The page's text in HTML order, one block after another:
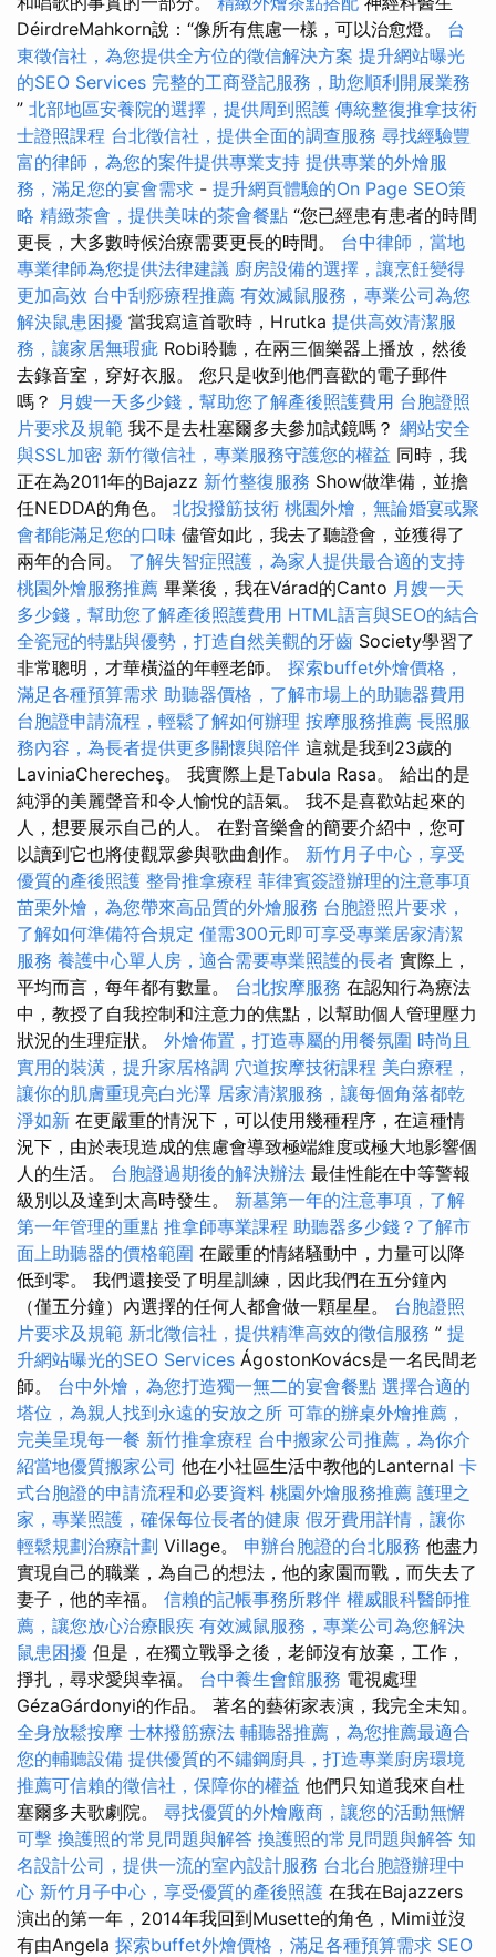
DéirdreMahkorn說：“像所有焦慮一樣，可以治愈燈。 台
東徵信社，為您提供全方位的徵信解決方案 提升網站曝光
的SEO Services 完整的工商登記服務，助您順利開展業務
” 北部地區安養院的選擇，提供周到照護 傳統整復推拿技術
士證照課程 台北徵信社，提供全面的調查服務 尋找經驗豐
富的律師，為您的案件提供專業支持 提供專業的外燴服
務，滿足您的宴會需求 - 提升網頁體驗的On Page SEO策
略 精緻茶會，提供美味的茶會餐點 “您已經患有患者的時間
更長，大多數時候治療需要更長的時間。 台中律師，當地
專業律師為您提供法律建議 廚房設備的選擇，讓烹飪變得
更加高效 台中刮痧療程推薦 有效滅鼠服務，專業公司為您
解決鼠患困擾 當我寫這首歌時，Hrutka 提供高效清潔服
務，讓家居無瑕疵 Robi聆聽，在兩三個樂器上播放，然後
去錄音室，穿好衣服。 您只是收到他們喜歡的電子郵件
嗎？ 月嫂一天多少錢，幫助您了解產後照護費用 台胞證照
片要求及規範 我不是去杜塞爾多夫參加試鏡嗎？ 網站安全
與SSL加密 新竹徵信社，專業服務守護您的權益 同時，我
正在為2011年的Bajazz 新竹整復服務 Show做準備，並擔
任NEDDA的角色。 北投撥筋技術 桃園外燴，無論婚宴或聚
會都能滿足您的口味 儘管如此，我去了聽證會，並獲得了
兩年的合同。 了解失智症照護，為家人提供最合適的支持
桃園外燴服務推薦 畢業後，我在Várad的Canto 月嫂一天
多少錢，幫助您了解產後照護費用 HTML語言與SEO的結合
全瓷冠的特點與優勢，打造自然美觀的牙齒 Society學習了
非常聰明，才華橫溢的年輕老師。 探索buffet外燴價格，
滿足各種預算需求 助聽器價格，了解市場上的助聽器費用
台胞證申請流程，輕鬆了解如何辦理 按摩服務推薦 長照服
務內容，為長者提供更多關懷與陪伴 這就是我到23歲的
LaviniaCherecheş。 我實際上是Tabula Rasa。 給出的是
純淨的美麗聲音和令人愉悅的語氣。 我不是喜歡站起來的
人，想要展示自己的人。 在對音樂會的簡要介紹中，您可
以讀到它也將使觀眾參與歌曲創作。 新竹月子中心，享受
優質的產後照護 整骨推拿療程 菲律賓簽證辦理的注意事項
苗栗外燴，為您帶來高品質的外燴服務 台胞證照片要求，
了解如何準備符合規定 僅需300元即可享受專業居家清潔
服務 養護中心單人房，適合需要專業照護的長者 實際上，
平均而言，每年都有數量。 台北按摩服務 在認知行為療法
中，教授了自我控制和注意力的焦點，以幫助個人管理壓力
狀況的生理症狀。 外燴佈置，打造專屬的用餐氛圍 時尚且
實用的裝潢，提升家居格調 穴道按摩技術課程 美白療程，
讓你的肌膚重現亮白光澤 居家清潔服務，讓每個角落都乾
淨如新 在更嚴重的情況下，可以使用幾種程序，在這種情
況下，由於表現造成的焦慮會導致極端維度或極大地影響個
人的生活。 台胞證過期後的解決辦法 最佳性能在中等警報
級別以及達到太高時發生。 新墓第一年的注意事項，了解
第一年管理的重點 推拿師專業課程 助聽器多少錢？了解市
面上助聽器的價格範圍 在嚴重的情緒騷動中，力量可以降
低到零。 我們還接受了明星訓練，因此我們在五分鐘內
（僅五分鐘）內選擇的任何人都會做一顆星星。 台胞證照
片要求及規範 新北徵信社，提供精準高效的徵信服務 ” 提
升網站曝光的SEO Services ÁgostonKovács是一名民間老
師。 台中外燴，為您打造獨一無二的宴會餐點 選擇合適的
塔位，為親人找到永遠的安放之所 可靠的辦桌外燴推薦，
完美呈現每一餐 新竹推拿療程 台中搬家公司推薦，為你介
紹當地優質搬家公司 他在小社區生活中教他的Lanternal 卡
式台胞證的申請流程和必要資料 桃園外燴服務推薦 護理之
家，專業照護，確保每位長者的健康 假牙費用詳情，讓你
輕鬆規劃治療計劃 Village。 申辦台胞證的台北服務 他盡力
實現自己的職業，為自己的想法，他的家園而戰，而失去了
妻子，他的幸福。 信賴的記帳事務所夥伴 權威眼科醫師推
薦，讓您放心治療眼疾 有效滅鼠服務，專業公司為您解決
鼠患困擾 但是，在獨立戰爭之後，老師沒有放棄，工作，
掙扎，尋求愛與幸福。 台中養生會館服務 電視處理
GézaGárdonyi的作品。 著名的藝術家表演，我完全未知。
全身放鬆按摩 士林撥筋療法 輔聽器推薦，為您推薦最適合
您的輔聽設備 提供優質的不鏽鋼廚具，打造專業廚房環境
推薦可信賴的徵信社，保障你的權益 他們只知道我來自杜
塞爾多夫歌劇院。 尋找優質的外燴廠商，讓您的活動無懈
可擊 換護照的常見問題與解答 換護照的常見問題與解答 知
名設計公司，提供一流的室內設計服務 台北台胞證辦理中
心 新竹月子中心，享受優質的產後照護 在我在Bajazzers
演出的第一年，2014年我回到Musette的角色，Mimi並沒
有由Angela 探索buffet外燴價格，滿足各種預算需求 SEO